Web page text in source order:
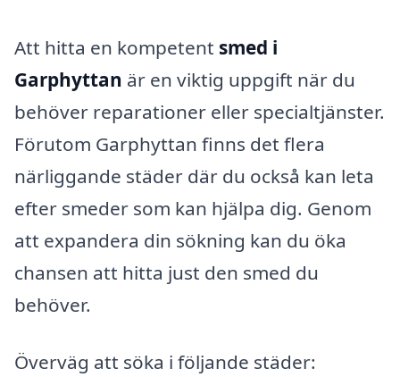
Att hitta en kompetent smed i
Garphyttan är en viktig uppgift när du
behöver reparationer eller specialtjänster.
Förutom Garphyttan finns det flera
närliggande städer där du också kan leta
efter smeder som kan hjälpa dig. Genom
att expandera din sökning kan du öka
chansen att hitta just den smed du
behöver.
Överväg att söka i följande städer: